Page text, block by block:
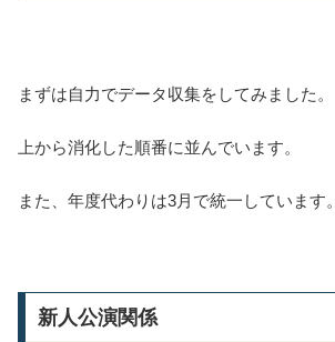
まずは自力でデータ収集をしてみました。
上から消化した順番に並んでいます。
また、年度代わりは3月で統一しています。
新人公演関係